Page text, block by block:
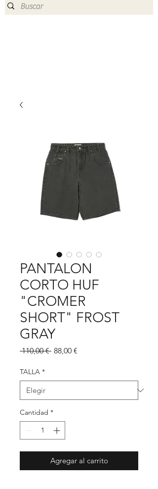
PANTALON
CORTO HUF
"CROMER
SHORT" FROST
GRAY
110,00 € Precio
88,00 €
TALLA *
Cantidad *
Agregar al carrito